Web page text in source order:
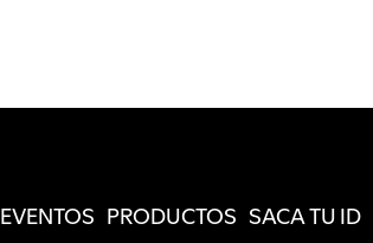
EVENTOS PRODUCTOS SACA TU ID